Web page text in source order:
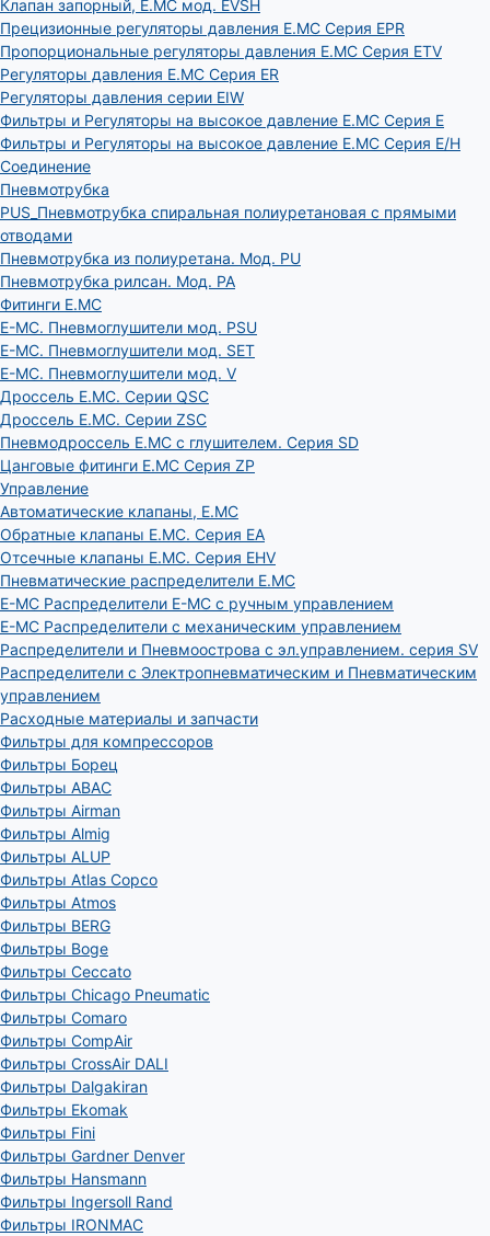
Клапан запорный, E.MC мод. EVSH
Прецизионные регуляторы давления E.MC Серия EPR
Пропорциональные регуляторы давления E.MC Серия ETV
Регуляторы давления E.MC Серия ER
Регуляторы давления серии EIW
Фильтры и Регуляторы на высокое давление E.MC Серия E
Фильтры и Регуляторы на высокое давление E.MC Серия E/H
Соединение
Пневмотрубка
PUS_Пневмотрубка спиральная полиуретановая с прямыми
отводами
Пневмотрубка из полиуретана. Мод. РU
Пневмотрубка рилсан. Мод. PA
Фитинги E.MC
E-MC. Пневмоглушители мод. PSU
E-MC. Пневмоглушители мод. SET
E-MC. Пневмоглушители мод. V
Дроссель E.MC. Серии QSC
Дроссель E.MC. Серии ZSC
Пневмодроссель E.MC с глушителем. Серия SD
Цанговые фитинги E.MC Серия ZP
Управление
Автоматические клапаны, Е.МС
Обратные клапаны E.MC. Серия EA
Отсечные клапаны E.MC. Серия EHV
Пневматические распределители E.MC
E-MC Распределители E-MC с ручным управлением
E-MC Распределители с механическим управлением
Распределители и Пневмоострова с эл.управлением. серия SV
Распределители с Электропневматическим и Пневматическим
управлением
Расходные материалы и запчасти
Фильтры для компрессоров
Фильтры Борец
Фильтры ABAC
Фильтры Airman
Фильтры Almig
Фильтры ALUP
Фильтры Atlas Copco
Фильтры Atmos
Фильтры BERG
Фильтры Boge
Фильтры Ceccato
Фильтры Chicago Pneumatic
Фильтры Comaro
Фильтры CompAir
Фильтры CrossAir DALI
Фильтры Dalgakiran
Фильтры Ekomak
Фильтры Fini
Фильтры Gardner Denver
Фильтры Hansmann
Фильтры Ingersoll Rand
Фильтры IRONMAC